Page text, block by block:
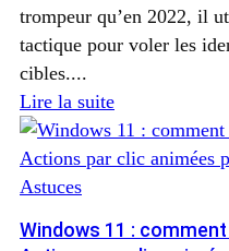
trompeur qu’en 2022, il
tactique pour voler les
cibles....
Lire la suite
Astuces
Windows 11 :